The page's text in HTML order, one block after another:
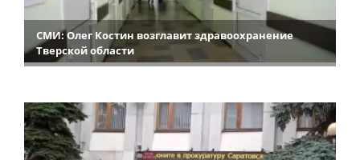
СМИ: Олег Костин возглавит здравоохранение
Тверской области